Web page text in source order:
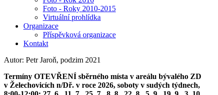
Foto - Roky 2010-2015
Virtuální prohlídka
Organizace
Příspěvková organizace
Kontakt
Autor: Petr Jaroň, podzim 2021
Termíny OTEVŘENÍ sběrného místa v areálu bývalého ZD
v Želechovicích n/Dř. v roce 2026, soboty v sudých týdnech,